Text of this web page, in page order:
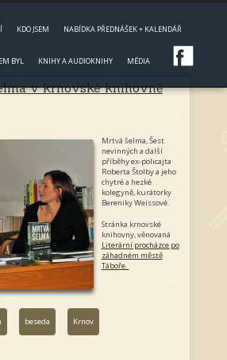
KDO JSEM NABÍDKA PŘEDNÁŠEK + KALENDÁŘ
BYL KNIHY A AUDIOKNIHY MÉDIA
v krnovské knihovně
Mrtvá šelma, Šest
nevinných a další
příběhy ex-policajta
Roberta Štolby a jeho
chytré a hezké
kolegyně, kurátorky
Bereniky Weissové.
Stránka krnovské
knihovny, věnovaná
Literární procházce po
záhadném městě
Táboře.
beseda Krnov